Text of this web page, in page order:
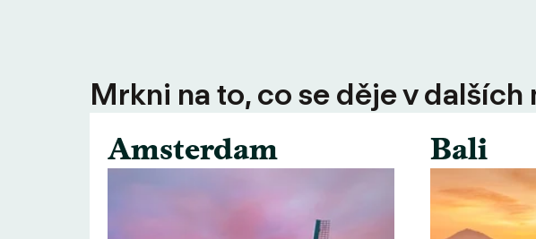
Mrkni na to, co se děje v
Amsterdam
Bali